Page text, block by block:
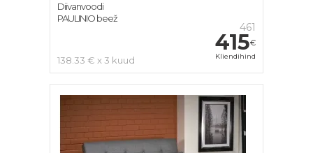
461
415€
Kliendihind
138.33 € x 3 kuud
Diivanvoodi
PAULINIO beež